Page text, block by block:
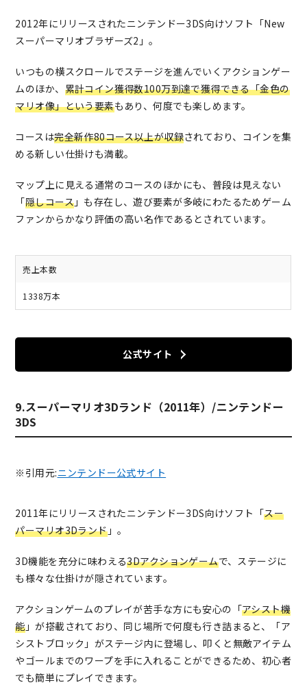
2012年にリリースされたニンテンドー3DS向けソフト「New
スーパーマリオブラザーズ2」。
いつもの横スクロールでステージを進んでいくアクションゲー
ムのほか、 累計コイン獲得数100万到達で獲得できる「金色の
マリオ像」という要素もあり、何度でも楽しめます。
コースは完全新作80コース以上が収録されており、コインを集
める新しい仕掛けも満載。
マップ上に見える通常のコースのほかにも、普段は見えない
「隠しコース」も存在し、遊び要素が多岐にわたるためゲーム
ファンからかなり評価の高い名作であるとされています。
売上本数
1338万本
公式サイト
9.スーパーマリオ3Dランド（2011年）/ニンテンドー
3DS
※引用元:ニンテンドー公式サイト
2011年にリリースされたニンテンドー3DS向けソフト「スー
パーマリオ3Dランド」。
3D機能を充分に味わえる3Dアクションゲームで、ステージに
も様々な仕掛けが隠されています。
アクションゲームのプレイが苦手な方にも安心の「アシスト機
能」が搭載されており、同じ場所で何度も行き詰まると、「ア
シストブロック」がステージ内に登場し、叩くと無敵アイテム
やゴールまでのワープを手に入れることができるため、初心者
でも簡単にプレイできます。